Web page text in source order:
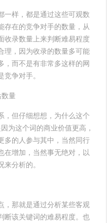
样，都是通过这些可观数
存在的竞争对手的数量，从
收录数量上来判断难易程度
理，因为收录的数量多可能
，而不是有非常多这样的网
争对手。
量
但仔细想想，为什么这个
为这个词的商业价值更高，
多的人参与其中，当然同行
在增加，当然事无绝对，以
来分析的。
那就是通过分析某些客观
断该关键词的难易程度。也